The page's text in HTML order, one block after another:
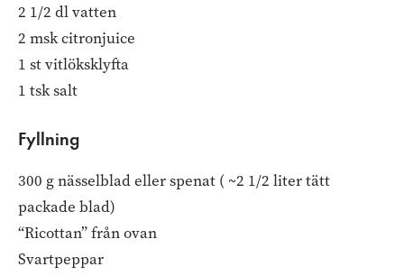
2 1/2 dl vatten
2 msk citronjuice
1 st vitlöksklyfta
1 tsk salt
Fyllning
300 g nässelblad eller spenat ( ~2 1/2 liter tätt
packade blad)
“Ricottan” från ovan
Svartpeppar